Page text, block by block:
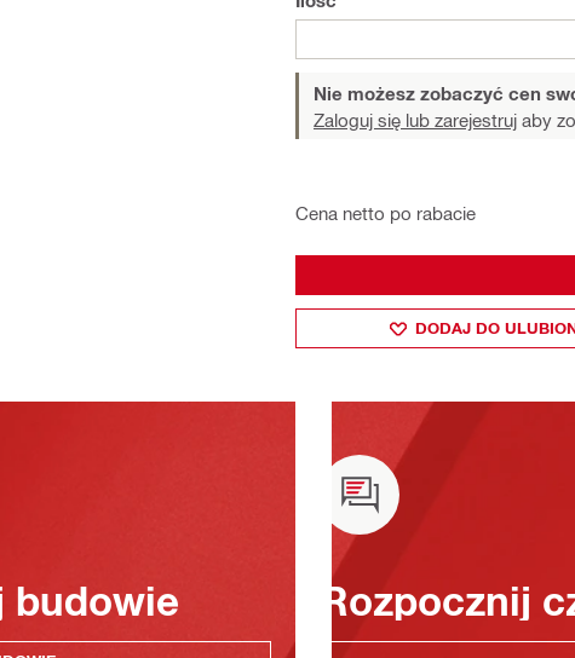
Nie możesz zobaczyć cen
Zaloguj się lub zarejestruj aby
Cena netto po rabacie
DODAJ DO
budowie Rozpocznij